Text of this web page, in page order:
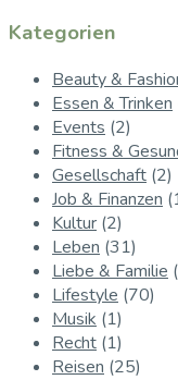
Kategorien
Beauty &
Essen & Trinken
Events (2)
Fitness &
Gesellschaft (2)
Job & Finanzen
Kultur (2)
Leben (31)
Liebe & Familie
Lifestyle (70)
Musik (1)
Recht (1)
Reisen (25)